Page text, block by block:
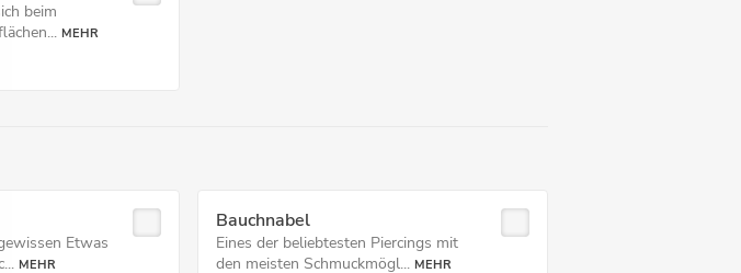
beim
MEHR
Etwas
MEHR
Bauchnabel
Eines der beliebtesten Piercings mit
den meisten Schmuckmögl... MEHR